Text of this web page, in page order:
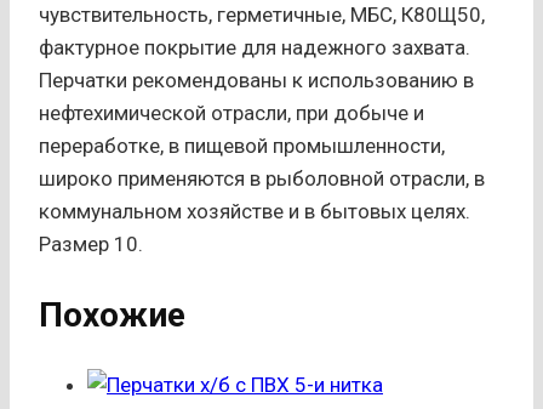
чувствительность, герметичные, МБС, К80Щ50,
фактурное покрытие для надежного захвата.
Перчатки рекомендованы к использованию в
нефтехимической отрасли, при добыче и
переработке, в пищевой промышленности,
широко применяются в рыболовной отрасли, в
коммунальном хозяйстве и в бытовых целях.
Размер 10.
Похожие